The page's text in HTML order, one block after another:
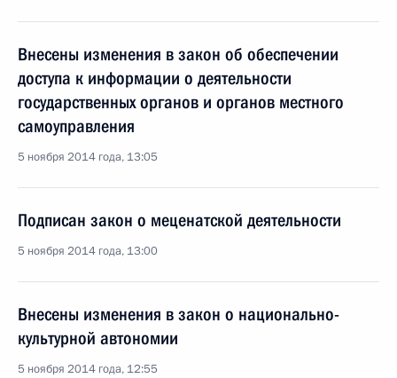
Внесены изменения в закон об обеспечении
доступа к информации о деятельности
государственных органов и органов местного
самоуправления
5 ноября 2014 года, 13:05
Подписан закон о меценатской деятельности
5 ноября 2014 года, 13:00
Внесены изменения в закон о национально-
культурной автономии
5 ноября 2014 года, 12:55